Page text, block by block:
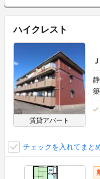
ハイクレスト
賃貸アパート
チェックを入れてまと